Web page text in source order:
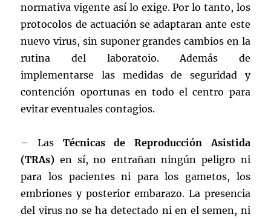
normativa vigente así lo exige. Por lo tanto, los
protocolos de actuación se adaptaran ante este
nuevo virus, sin suponer grandes cambios en la
rutina del laboratoio. Además de
implementarse las medidas de seguridad y
contención oportunas en todo el centro para
evitar eventuales contagios.
– Las Técnicas de Reproducción Asistida
(TRAs) en sí, no entrañan ningún peligro ni
para los pacientes ni para los gametos, los
embriones y posterior embarazo. La presencia
del virus no se ha detectado ni en el semen, ni